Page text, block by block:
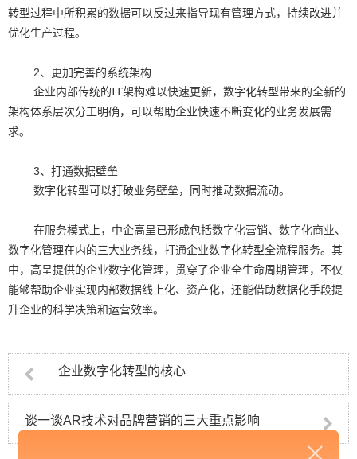
转型过程中所积累的数据可以反过来指导现有管理方式，持续改进并
优化生产过程。
2、更加完善的系统架构
企业内部传统的IT架构难以快速更新，数字化转型带来的全新的
架构体系层次分工明确，可以帮助企业快速不断变化的业务发展需
求。
3、打通数据壁垒
数字化转型可以打破业务壁垒，同时推动数据流动。
在服务模式上，中企高呈已形成包括数字化营销、数字化商业、
数字化管理在内的三大业务线，打通企业数字化转型全流程服务。其
中，高呈提供的企业数字化管理，贯穿了企业全生命周期管理，不仅
能够帮助企业实现内部数据线上化、资产化，还能借助数据化手段提
升企业的科学决策和运营效率。
企业数字化转型的核心
谈一谈AR技术对品牌营销的三大重点影响